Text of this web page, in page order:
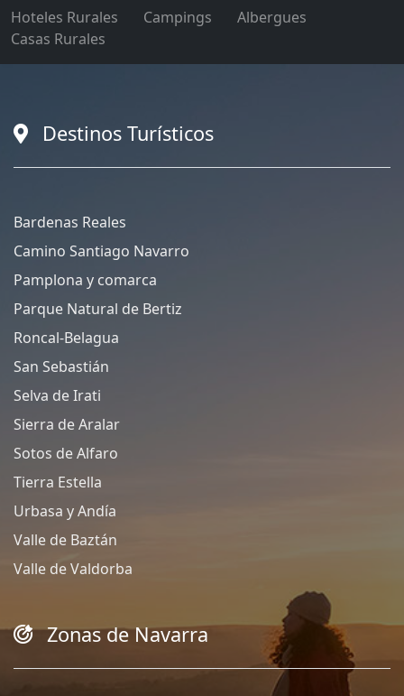
Hoteles Rurales Campings
Albergues
Casas Rurales
Destinos Turísticos
Bardenas Reales
Camino Santiago Navarro
Pamplona y comarca
Parque Natural de Bertiz
Roncal-Belagua
San Sebastián
Selva de Irati
Sierra de Aralar
Sotos de Alfaro
Tierra Estella
Urbasa y Andía
Valle de Baztán
Valle de Valdorba
Zonas de Navarra